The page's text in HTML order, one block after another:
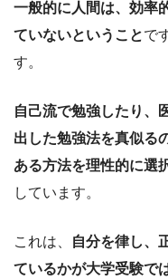
一般的に人間は、効率
ていないということで
す。
自己流で勉強したり、
出した勉強法を真似る
ある方法を理性的に選
しています。
これは、
自分を律し、
ているかが大学受験で